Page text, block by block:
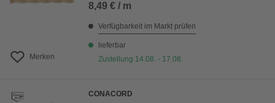
Merken
8,49 € / m
Verfügbarkeit im Markt prüfen
lieferbar
Zustellung 14.08. - 17.08.
CONACORD